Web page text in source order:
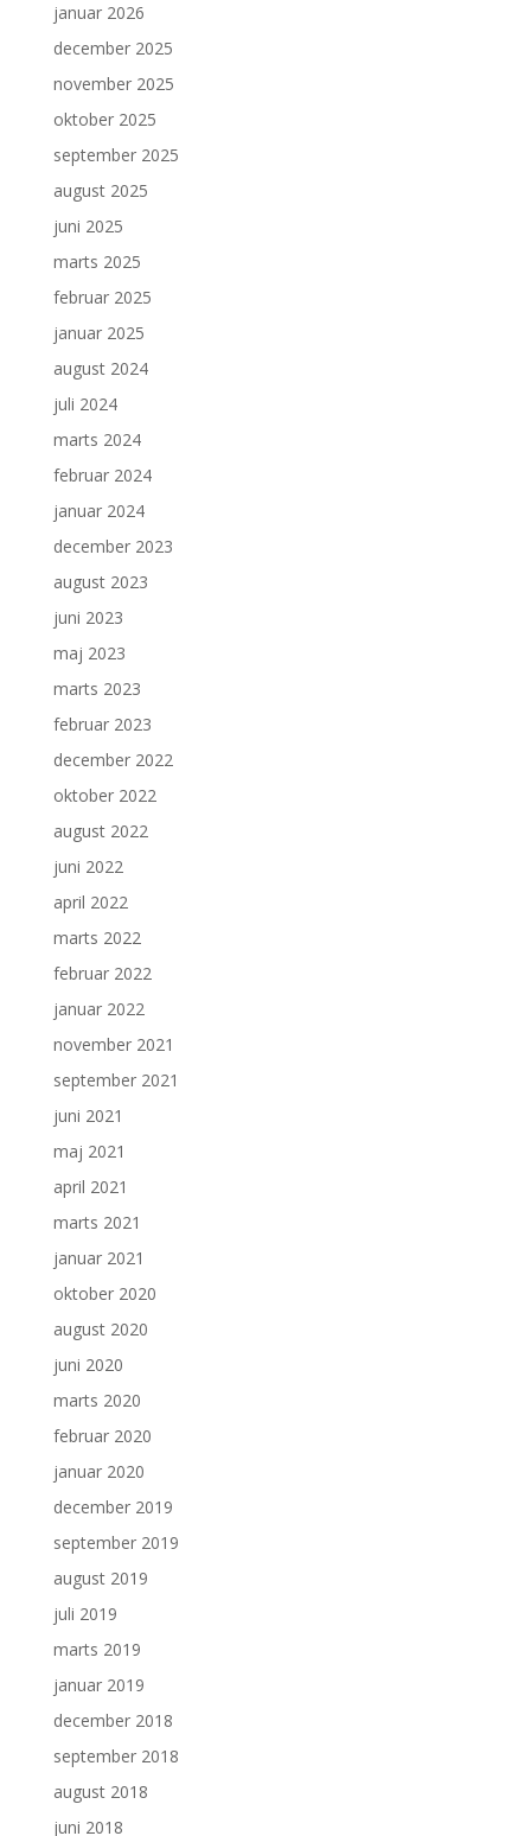
januar 2026
december 2025
november 2025
oktober 2025
september 2025
august 2025
juni 2025
marts 2025
februar 2025
januar 2025
august 2024
juli 2024
marts 2024
februar 2024
januar 2024
december 2023
august 2023
juni 2023
maj 2023
marts 2023
februar 2023
december 2022
oktober 2022
august 2022
juni 2022
april 2022
marts 2022
februar 2022
januar 2022
november 2021
september 2021
juni 2021
maj 2021
april 2021
marts 2021
januar 2021
oktober 2020
august 2020
juni 2020
marts 2020
februar 2020
januar 2020
december 2019
september 2019
august 2019
juli 2019
marts 2019
januar 2019
december 2018
september 2018
august 2018
juni 2018